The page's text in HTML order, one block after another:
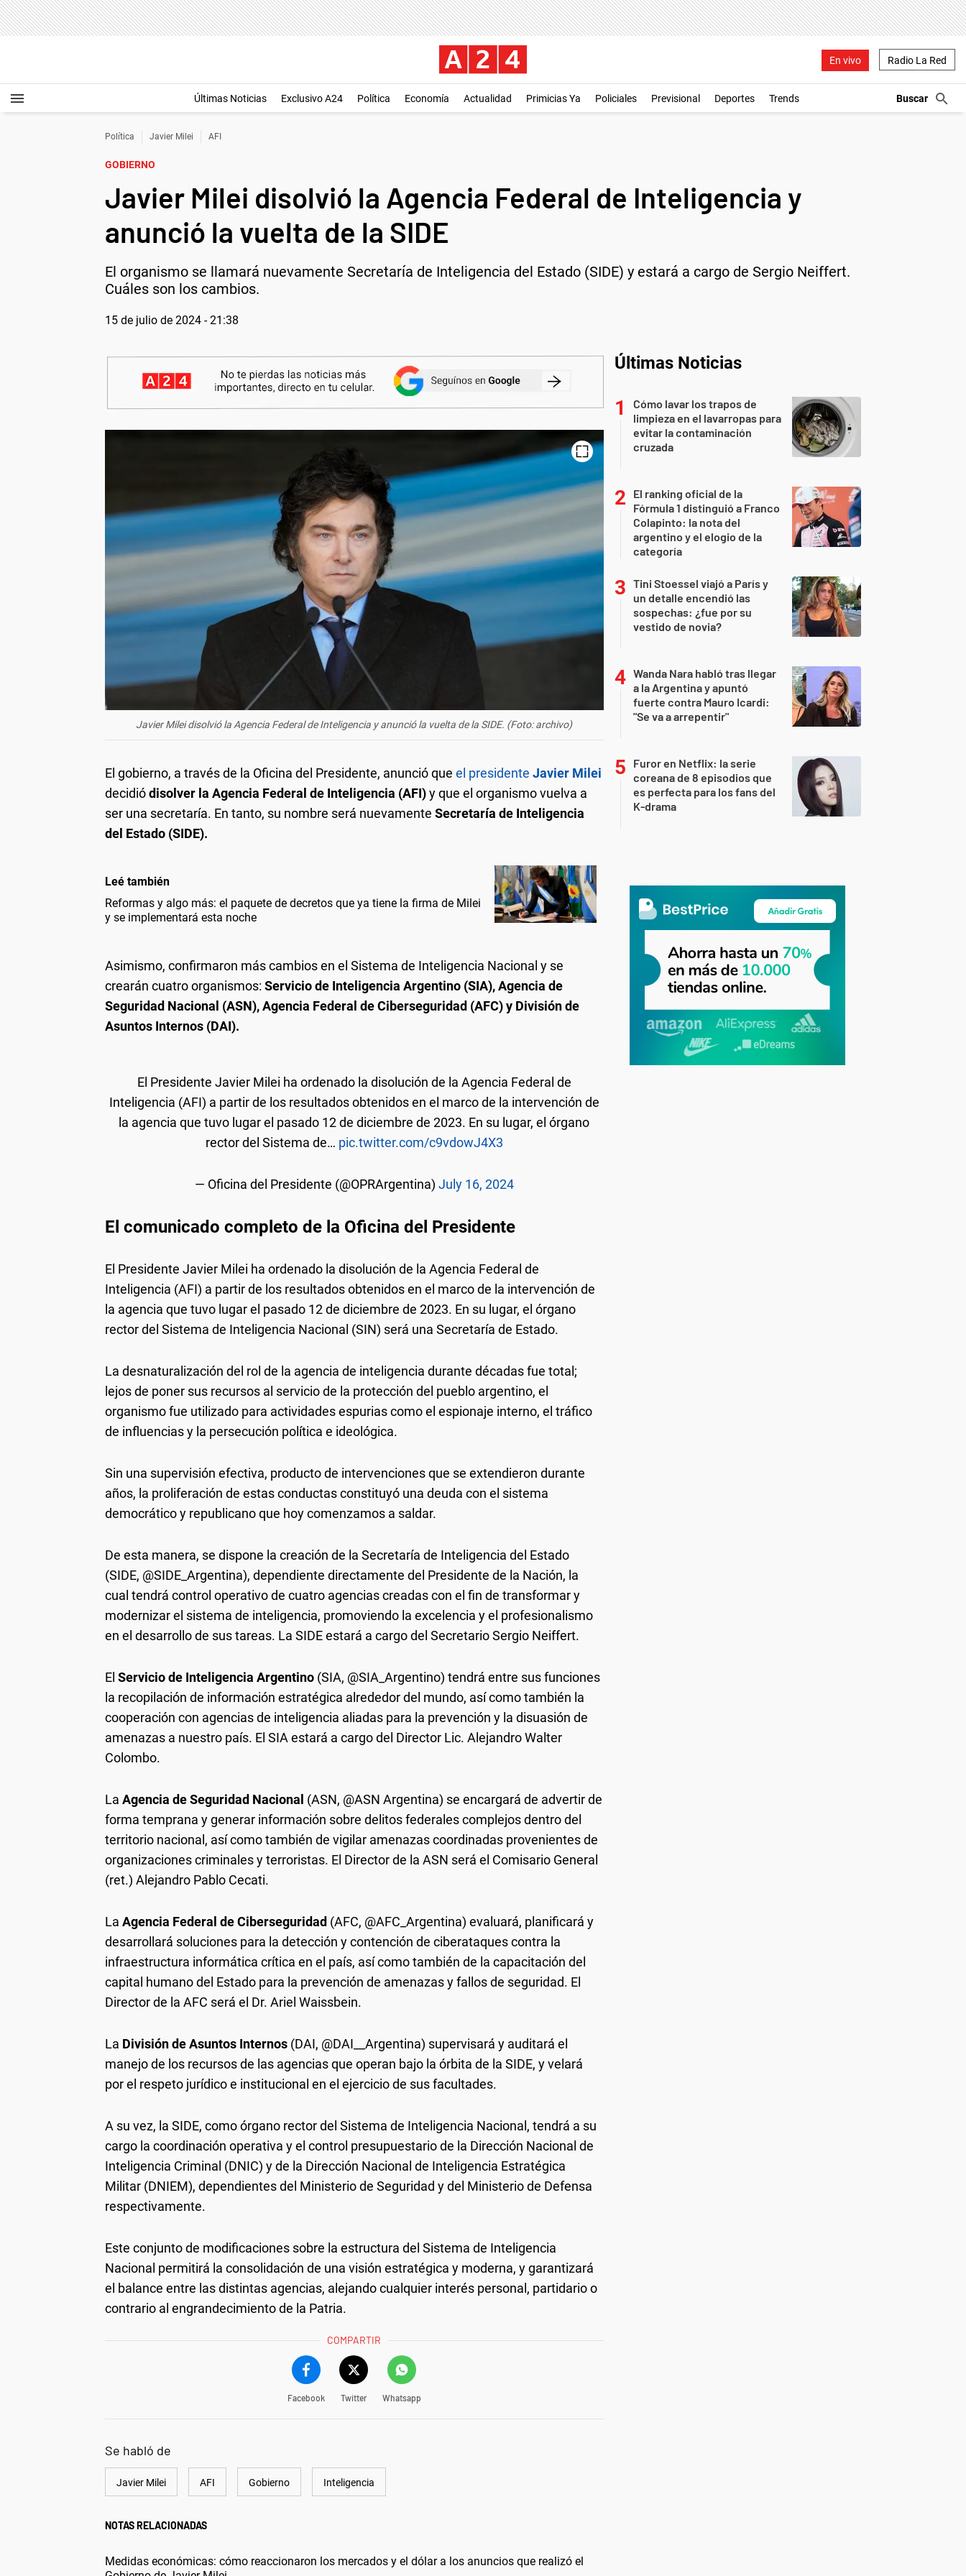
En vivo Radio La Red
Últimas Noticias Exclusivo A24 Política Economía Actualidad Primicias Ya Policiales Previsional Deportes Trends
Política Javier Milei AFI
GOBIERNO
Javier Milei disolvió la Agencia Federal de Inteligencia y
anunció la vuelta de la SIDE
El organismo se llamará nuevamente Secretaría de Inteligencia del Estado (SIDE) y estará a cargo de Sergio Neiffert.
Cuáles son los cambios.
15 de julio de 2024 - 21:38
Javier Milei disolvió la Agencia Federal de Inteligencia y anunció la vuelta de la SIDE. (Foto: archivo)
El gobierno, a través de la Oficina del Presidente, anunció que el presidente Javier Milei
decidiódisolver la Agencia Federal de Inteligencia (AFI)y que el organismo vuelva a
ser una secretaría. En tanto, su nombre será nuevamente Secretaría de Inteligencia
del Estado (SIDE).
Leé también
Reformas y algo más: el paquete de decretos que ya tiene la firma de Milei
y se implementará esta noche
Asimismo, confirmaron más cambios en el Sistema de Inteligencia Nacional y se
crearán cuatro organismos: Servicio de Inteligencia Argentino (SIA), Agencia de
Seguridad Nacional (ASN), Agencia Federal de Ciberseguridad (AFC) y División de
Asuntos Internos (DAI).
El Presidente Javier Milei ha ordenado la disolución de la Agencia Federal de
Inteligencia (AFI) a partir de los resultados obtenidos en el marco de la intervención de
la agencia que tuvo lugar el pasado 12 de diciembre de 2023. En su lugar, el órgano
rector del Sistema de… pic.twitter.com/c9vdowJ4X3
— Oficina del Presidente (@OPRArgentina) July 16, 2024
El comunicado completo de la Oficina del Presidente
El Presidente Javier Milei ha ordenado la disolución de la Agencia Federal de
Inteligencia (AFI) a partir de los resultados obtenidos en el marco de la intervención de
la agencia que tuvo lugar el pasado 12 de diciembre de 2023. En su lugar, el órgano
rector del Sistema de Inteligencia Nacional (SIN) será una Secretaría de Estado.
La desnaturalización del rol de la agencia de inteligencia durante décadas fue total;
lejos de poner sus recursos al servicio de la protección del pueblo argentino, el
organismo fue utilizado para actividades espurias como el espionaje interno, el tráfico
de influencias y la persecución política e ideológica.
Sin una supervisión efectiva, producto de intervenciones que se extendieron durante
años, la proliferación de estas conductas constituyó una deuda con el sistema
democrático y republicano que hoy comenzamos a saldar.
De esta manera, se dispone la creación de la Secretaría de Inteligencia del Estado
(SIDE, @SIDE_Argentina), dependiente directamente del Presidente de la Nación, la
cual tendrá control operativo de cuatro agencias creadas con el fin de transformar y
modernizar el sistema de inteligencia, promoviendo la excelencia y el profesionalismo
en el desarrollo de sus tareas. La SIDE estará a cargo del Secretario Sergio Neiffert.
El Servicio de Inteligencia Argentino (SIA, @SIA_Argentino) tendrá entre sus funciones
la recopilación de información estratégica alrededor del mundo, así como también la
cooperación con agencias de inteligencia aliadas para la prevención y la disuasión de
amenazas a nuestro país. El SIA estará a cargo del Director Lic. Alejandro Walter
Colombo.
La Agencia de Seguridad Nacional (ASN, @ASN Argentina) se encargará de advertir de
forma temprana y generar información sobre delitos federales complejos dentro del
territorio nacional, así como también de vigilar amenazas coordinadas provenientes de
organizaciones criminales y terroristas. El Director de la ASN será el Comisario General
(ret.) Alejandro Pablo Cecati.
La Agencia Federal de Ciberseguridad (AFC, @AFC_Argentina) evaluará, planificará y
desarrollará soluciones para la detección y contención de ciberataques contra la
infraestructura informática crítica en el país, así como también de la capacitación del
capital humano del Estado para la prevención de amenazas y fallos de seguridad. El
Director de la AFC será el Dr. Ariel Waissbein.
La División de Asuntos Internos (DAI, @DAI__Argentina) supervisará y auditará el
manejo de los recursos de las agencias que operan bajo la órbita de la SIDE, y velará
por el respeto jurídico e institucional en el ejercicio de sus facultades.
A su vez, la SIDE, como órgano rector del Sistema de Inteligencia Nacional, tendrá a su
cargo la coordinación operativa y el control presupuestario de la Dirección Nacional de
Inteligencia Criminal (DNIC) y de la Dirección Nacional de Inteligencia Estratégica
Militar (DNIEM), dependientes del Ministerio de Seguridad y del Ministerio de Defensa
respectivamente.
Este conjunto de modificaciones sobre la estructura del Sistema de Inteligencia
Nacional permitirá la consolidación de una visión estratégica y moderna, y garantizará
el balance entre las distintas agencias, alejando cualquier interés personal, partidario o
contrario al engrandecimiento de la Patria.
COMPARTIR
Facebook Twitter Whatsapp
Se habló de
Javier Milei AFI Gobierno Inteligencia
NOTAS RELACIONADAS
Medidas económicas: cómo reaccionaron los mercados y el dólar a los anuncios que realizó el
Últimas Noticias
Cómo lavar los trapos de
limpieza en el lavarropas para
evitar la contaminación
cruzada
El ranking oficial de la
Fórmula 1 distinguió a Franco
Colapinto: la nota del
argentino y el elogio de la
categoría
Tini Stoessel viajó a París y
un detalle encendió las
sospechas: ¿fue por su
vestido de novia?
Wanda Nara habló tras llegar
a la Argentina y apuntó
fuerte contra Mauro Icardi:
"Se va a arrepentir"
Furor en Netflix: la serie
coreana de 8 episodios que
es perfecta para los fans del
K-drama